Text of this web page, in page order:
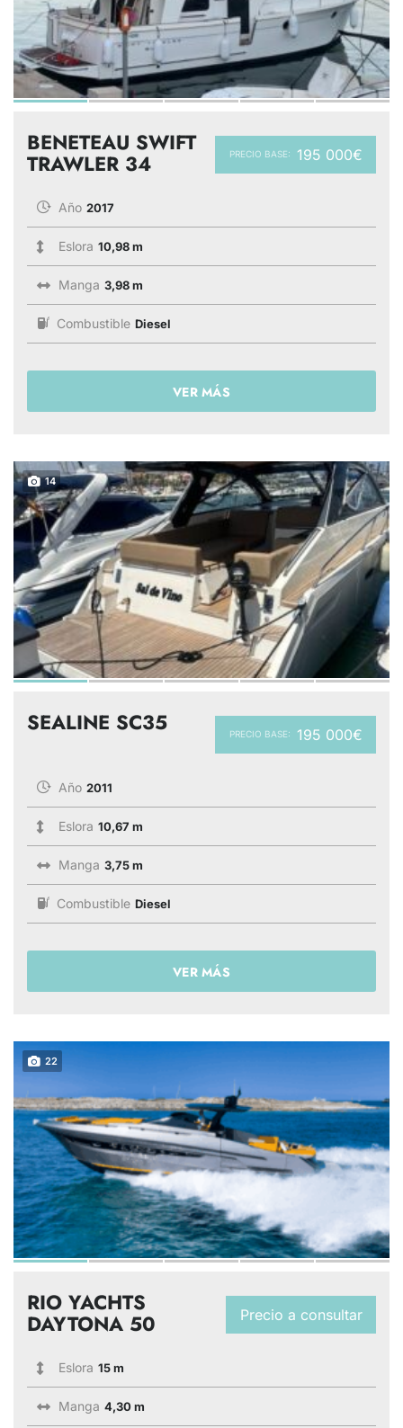
PRECIO BASE: 195 000€
BENETEAU SWIFT
TRAWLER 34
Año 2017
Eslora 10,98 m
Manga 3,98 m
Combustible Diesel
VER MÁS
14
PRECIO BASE: 195 000€
SEALINE SC35
Año 2011
Eslora 10,67 m
Manga 3,75 m
Combustible Diesel
VER MÁS
22
Precio a consultar
RIO YACHTS
DAYTONA 50
Eslora 15 m
Manga 4,30 m